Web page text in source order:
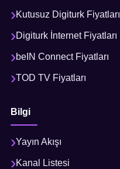
Kutusuz Digiturk Fiyatları
Digiturk İnternet Fiyatları
beIN Connect Fiyatları
TOD TV Fiyatları
Bilgi
Yayın Akışı
Kanal Listesi